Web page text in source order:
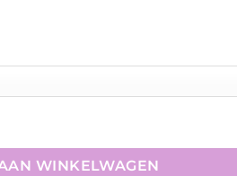
zitvlak aantal
WINKELWAGEN